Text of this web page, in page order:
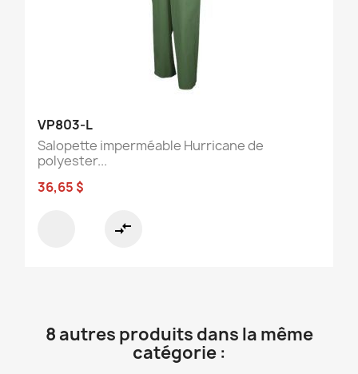
VP803-L
Salopette imperméable Hurricane de
polyester...
36,65 $
compare_arrows
8 autres produits dans la même
catégorie :